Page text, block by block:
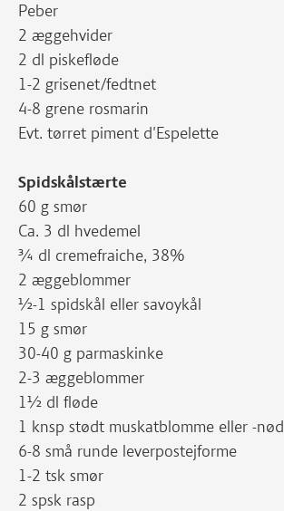
Peber
2 æggehvider
2 dl piskefløde
1-2 grisenet/fedtnet
4-8 grene rosmarin
Evt. tørret piment d'Espelette
Spidskålstærte
60 g smør
Ca. 3 dl hvedemel
¾ dl cremefraiche, 38%
2 æggeblommer
½-1 spidskål eller savoykål
15 g smør
30-40 g parmaskinke
2-3 æggeblommer
1½ dl fløde
1 knsp stødt muskatblomme eller -nød
6-8 små runde leverpostejforme
1-2 tsk smør
2 spsk rasp